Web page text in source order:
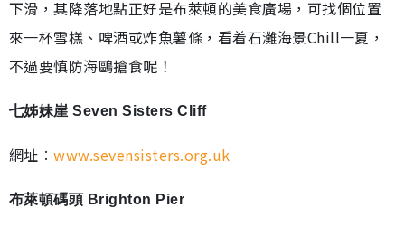
下滑，其降落地點正好是布萊頓的美食廣場，可找個位置
來一杯雪榚、啤酒或炸魚薯條，看着石灘海景Chill一夏，
不過要慎防海鷗搶食呢！
七姊妹崖 Seven Sisters Cliff
網址︰www.sevensisters.org.uk
布萊頓碼頭 Brighton Pier